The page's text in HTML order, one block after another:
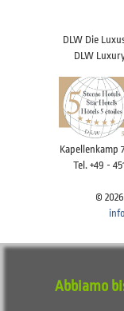
DLW Die
DLW
Kapellenkamp
Tel. +49 -
© 2026
Abbiamo